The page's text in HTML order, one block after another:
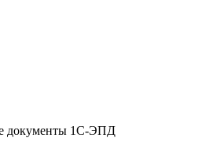
документы 1С-ЭПД